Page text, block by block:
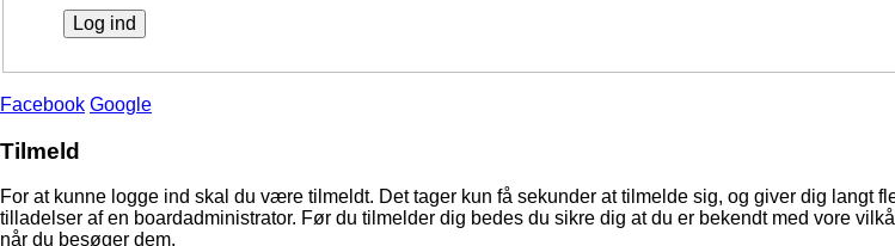
Facebook Google
Tilmeld
For at kunne logge ind skal du være tilmeldt. Det tager kun få sekunder at tilmelde sig, og giver dig langt
tilladelser af en boardadministrator. Før du tilmelder dig bedes du sikre dig at du er bekendt med vore
når du besøger dem.